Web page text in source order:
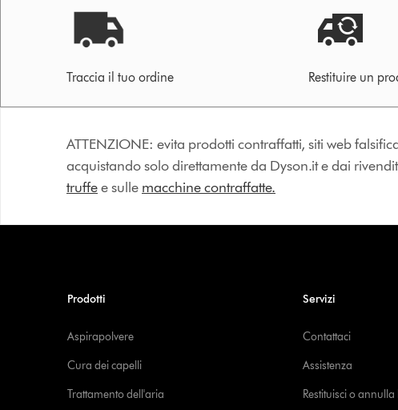
Traccia il tuo ordine Restituire un
ATTENZIONE: evita prodotti contraffatti, siti web
acquistando solo direttamente da Dyson.it e dai
truffee sulle macchine contraffatte.
Prodotti
Aspirapolvere
Cura dei capelli
Trattamento dell'aria
Servizi
Contattaci
Assistenza
Restituisci o